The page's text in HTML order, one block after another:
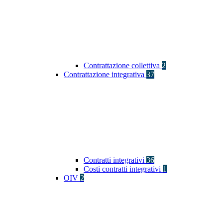
Contrattazione collettiva 2
Contrattazione integrativa 37
Contratti integrativi 36
Costi contratti integrativi 1
OIV 2